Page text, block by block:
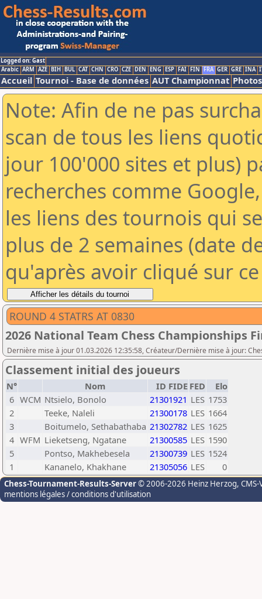
Logged on: Gast
Arabic ARM AZE BIH BUL CAT CHN CRO CZE DEN ENG ESP FAI FIN FRA GER GRE INA
Accueil Tournoi - Base de données AUT Championnat Photos
Note: Afin de ne pas
scan de tous les liens
jour 100'000 sites et plus)
recherches comme
les liens des tournois qui
plus de 2 semaines (date
qu'après avoir cliqué sur
ROUND 4 STATRS AT 0830
2026 National Team Chess Championships
Dernière mise à jour 01.03.2026 12:35:58, Créateur/Dernière mise à jour:
Classement initial des joueurs
N° Nom ID FIDE FED
Elo
6 WCM Ntsielo, Bonolo 21301921 LES 1753
2
Teeke, Naleli 21300178 LES 1664
3
Boitumelo, Sethabathaba 21302782 LES 1625
4 WFM Lieketseng, Ngatane 21300585 LES 1590
5
Pontso, Makhebesela 21300739 LES 1524
1
Kananelo, Khakhane 21305056 LES 0
Chess-Tournament-Results-Server© 2006-2026 Heinz Herzog,
mentions légales / conditions d'utilisation